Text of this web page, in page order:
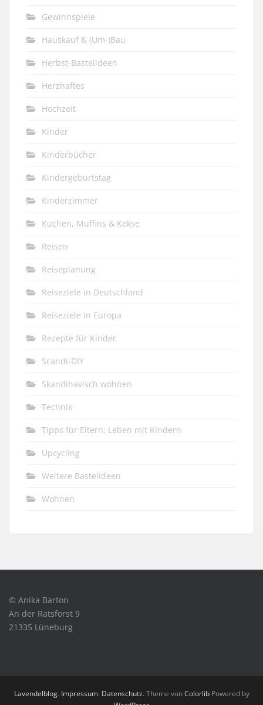
Gewinnspiele
Hauskauf & (Um-)Bau
Herbst-Bastelideen
Herzhaftes
Hochzeit
Kinder
Kinderbücher
Kindergeburtstag
Kinderzimmer
Kuchen, Muffins & Kekse
Reisen
Reiseplanung
Reiseziele in Deutschland
Reiseziele in Europa
Rezepte für Kinder
Scandi-DIY
Skandinavisch wohnen
Technik
Tipps für Eltern: Leben mit Kindern
Upcycling
Weitere Bastelideen
Wohnen
© Anika Barton
An der Ratsforst 9
21335 Lüneburg
Lavendelblog. Impressum. Datenschutz. Theme vonColorlibPowered by